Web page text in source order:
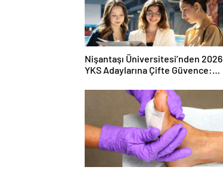
Nişantaşı Üniversitesi’nden 2026
YKS Adaylarına Çifte Güvence: